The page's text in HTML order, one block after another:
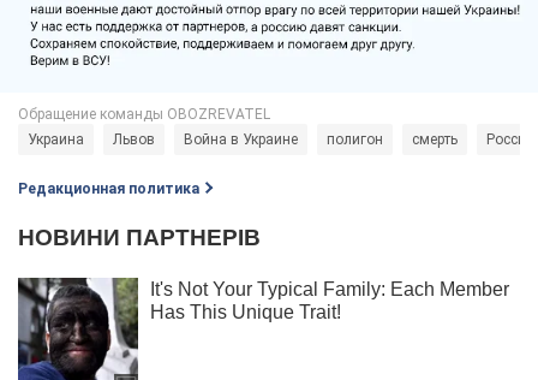
Украина Львов Война в Украине полигон смерть Россия
Редакционная политика